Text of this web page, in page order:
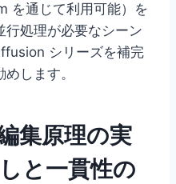
を通じて利用可能）を
行処理が必要なシーン
シリーズを補完
します。
集原理の実
と一貫性の